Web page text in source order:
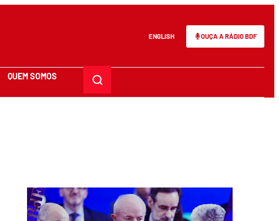
ENGLISH OUÇA A RÁDIO BDF
QUEM SOMOS